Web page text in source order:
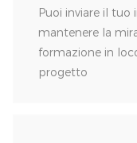
Puoi inviare il
mantenere la
formazione in
progetto